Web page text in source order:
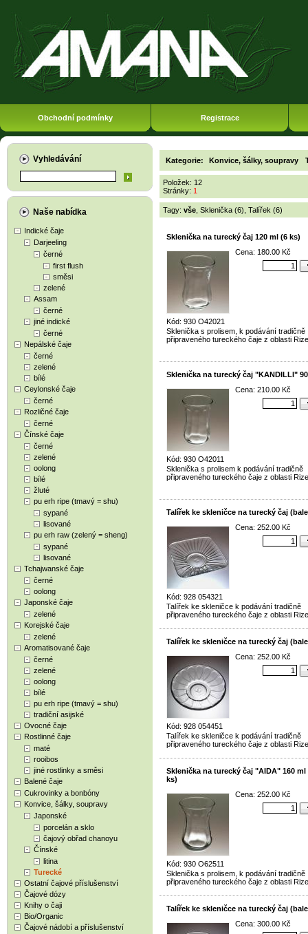
Obchodní podmínky Registrace
Vyhledávání
Naše nabídka
Indické čaje
Darjeeling
černé
first flush
směsi
zelené
Assam
černé
jiné indické
černé
Nepálské čaje
černé
zelené
bílé
Ceylonské čaje
černé
Rozličné čaje
černé
Čínské čaje
černé
zelené
oolong
bílé
žluté
pu erh ripe (tmavý = shu)
sypané
lisované
pu erh raw (zelený = sheng)
sypané
lisované
Tchajwanské čaje
černé
oolong
Japonské čaje
zelené
Korejské čaje
zelené
Aromatisované čaje
černé
zelené
oolong
bílé
pu erh ripe (tmavý = shu)
tradiční asijské
Ovocné čaje
Rostlinné čaje
maté
rooibos
jiné rostlinky a směsi
Balené čaje
Cukrovinky a bonbóny
Konvice, šálky, soupravy
Japonské
porcelán a sklo
čajový obřad chanoyu
Čínské
litina
Turecké
Ostatní čajové příslušenství
Čajové dózy
Knihy o čaji
Bio/Organic
Čajové nádobí a příslušenství
Kategorie: Konvice, šálky, soupravy
Položek: 12
Stránky: 1
Tagy: vše Sklenička (6) Talířek (6)
Sklenička na turecký čaj 120 ml (6 ks)
Kód: 930 O42021
Cena: 180.00 Kč
Sklenička s prolisem, k podávání tradičně
připraveného tureckého čaje z oblasti
Sklenička na turecký čaj "KANDILLI"
Kód: 930 O42011
Cena: 210.00 Kč
Sklenička s prolisem k podávání tradičně
připraveného tureckého čaje z oblasti
Talířek ke skleničce na turecký čaj
Kód: 928 054321
Cena: 252.00 Kč
Talířek ke skleničce k podávání tradičně
připraveného tureckého čaje z oblasti
Talířek ke skleničce na turecký čaj
Kód: 928 054451
Cena: 252.00 Kč
Talířek ke skleničce k podávání tradičně
připraveného tureckého čaje z oblasti
Sklenička na turecký čaj "AIDA" 160 ml
ks)
Kód: 930 O62511
Cena: 252.00 Kč
Sklenička s prolisem, k podávání tradičně
připraveného tureckého čaje z oblasti
Talířek ke skleničce na turecký čaj
Cena: 300.00 Kč